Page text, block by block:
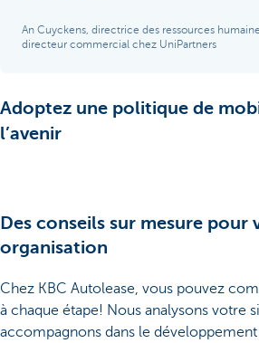
An Cuyckens, directrice des ressources
directeur commercial chez UniPartners
Adoptez une politique de
l’avenir
Des conseils sur mesure pour
organisation
Chez KBC Autolease, vous pouvez
à chaque étape! Nous analysons votre
accompagnons dans le